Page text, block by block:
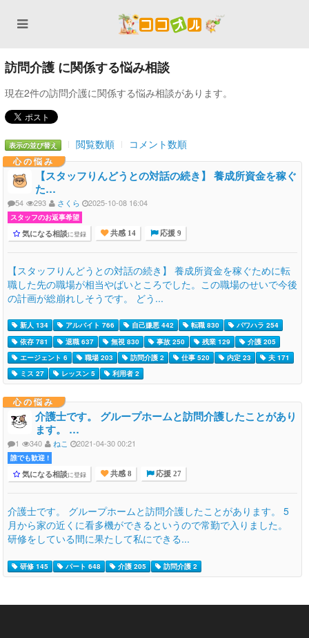
訪問介護 に関係する悩み相談
現在2件の訪問介護に関係する悩み相談があります。
表示の並び替え 閲覧数順 コメント数順
心の悩み
【スタッフりんどうとの対話の続き】 養成所資金を稼ぐ
た…
54 293 さくら 2025-10-08 16:04
スタッフのお返事希望
気になる相談に登録 共感 14 応援 9
【スタッフりんどうとの対話の続き】 養成所資金を稼ぐために転
職した先の職場が相当やばいところでした。この職場のせいで今後
の計画が総崩れしそうです。 どう...
新人 134 アルバイト 766 自己嫌悪 442 転職 830
パワハラ 254
依存 781
退職 637 無視 830 事故 250 残業 129
介護 205
エージェント 6
職場 203 訪問介護 2 仕事 520 内定 23
夫 171
ミス 27
レッスン 5 利用者 2
心の悩み
介護士です。 グループホームと訪問介護したことがあり
ます。 …
1 340 ねこ 2021-04-30 00:21
誰でも歓迎 !
気になる相談に登録 共感 8 応援 27
介護士です。 グループホームと訪問介護したことがあります。 5
月から家の近くに看多機ができるというので常勤で入りました。
研修をしている間に果たして私にできる...
研修 145 パート 648 介護 205 訪問介護 2